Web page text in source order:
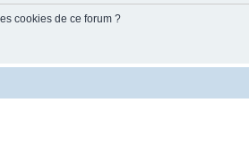
cookies de ce forum ?